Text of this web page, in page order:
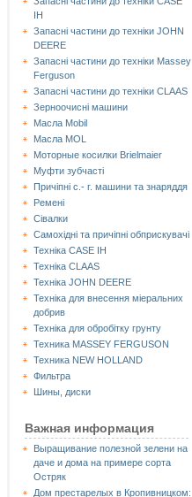
IH
Запасні частини до техніки JOHN
DEERE
Запасні частини до техніки Massey
Ferguson
Запасні частини до техніки СLAAS
Зерноочисні машини
Масла Mobil
Масла MOL
Моторные косилки Brielmaier
Муфти зубчасті
Причіпні с.- г. машини та знаряддя
Ремені
Сівалки
Самохідні та причіпні обприскувачі
Техніка CASE IH
Техніка CLAAS
Техніка JOHN DEERE
Техніка для внесення міеральних
добрив
Техніка для обробітку грунту
Техника MASSEY FERGUSON
Техника NEW HOLLAND
Фильтра
Шины, диски
Важная информация
Выращивание полезной зелени на
даче и дома на примере сорта
Остряк
Дом престарелых в Кропивницком: